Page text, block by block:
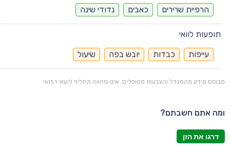
הרפיית שרירים כאבים נדודי שינה
תופעות לוואי
עייפות כבדות יובש בפה שיעול
מבוסס מידע מהמגדל והצבעות מטופלים. אינו מהווה תחליף ליעוץ רפואי
ומה אתם חשבתם?
דרגו את הזן